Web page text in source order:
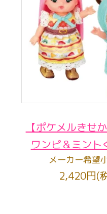
【ポケメルきせ
ワンピ＆ミント
メーカー希望
2,420円(